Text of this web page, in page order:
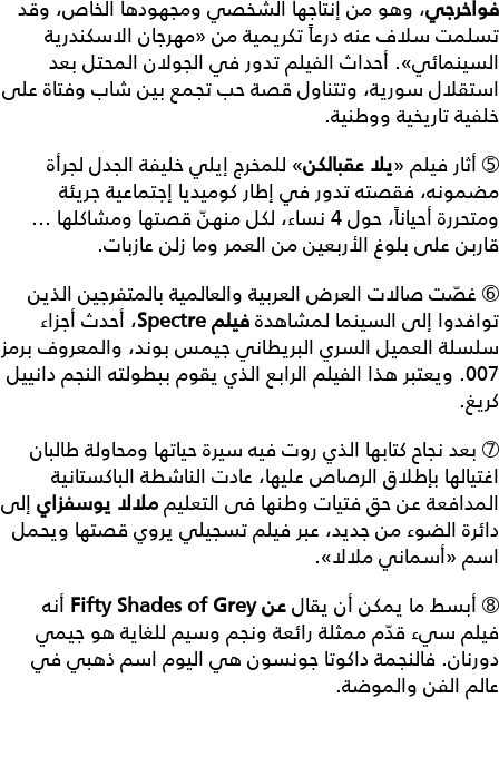
فواخرجي، وهو من إنتاجها الشخصي ومجهودها الخاص، وقد
تسلمت سلاف عنه درعاً تكريمية من «مهرجان الاسكندرية
السينمائي». أحداث الفيلم تدور في الجولان المحتل بعد
استقلال سورية، وتتناول قصة حب تجمع بين شاب وفتاة على
خلفية تاريخية ووطنية.
➄ أثار فيلم «يلا عقبالكن» للمخرج إيلي خليفة الجدل لجرأة
مضمونه، فقصته تدور في إطار كوميديا إجتماعية جريئة
ومتحررة أحياناً، حول 4 نساء، لكل منهنّ قصتها ومشاكلها ...
قاربن على بلوغ الأربعين من العمر وما زلن عازبات.
➅ غصّت صالات العرض العربية والعالمية بالمتفرجين الذين
توافدوا إلى السينما لمشاهدةفيلمSpectre، أحدث أجزاء
سلسلة العميل السري البريطاني جيمس بوند، والمعروف برمز
007. ويعتبر هذا الفيلم الرابع الذي يقوم ببطولته النجم دانييل
كريغ.
➆ بعد نجاح كتابها الذي روت فيه سيرة حياتها ومحاولة طالبان
اغتيالها بإطلاق الرصاص عليها، عادت الناشطة الباكستانية
المدافعة عن حق فتيات وطنها فى التعليمملالا يوسفزاي إلى
دائرة الضوء من جديد، عبر فيلم تسجيلي يروي قصتها ويحمل
اسم «أسماني ملالا».
➇ أبسط ما يمكن أن يقالعنFifty Shades of Grey أنه
فيلم سيء قدّم ممثلة رائعة ونجم وسيم للغاية هو جيمي
دورنان. فالنجمة داكوتا جونسون هي اليوم اسم ذهبي في
عالم الفن والموضة.